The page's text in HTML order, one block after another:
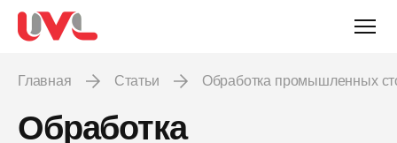
Главная Статьи Обработка промышленных
Обработка